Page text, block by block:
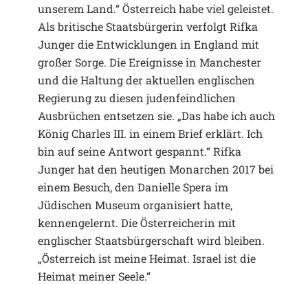
unserem Land.“ Österreich habe viel geleistet.
Als britische Staatsbürgerin verfolgt Rifka
Junger die Entwicklungen in England mit
großer Sorge. Die Ereignisse in Manchester
und die Haltung der aktuellen englischen
Regierung zu diesen judenfeindlichen
Ausbrüchen entsetzen sie. „Das habe ich auch
König Charles III. in einem Brief erklärt. Ich
bin auf seine Antwort gespannt.“ Rifka
Junger hat den heutigen Monarchen 2017 bei
einem Besuch, den Danielle Spera im
Jüdischen Museum organisiert hatte,
kennengelernt. Die Österreicherin mit
englischer Staatsbürgerschaft wird bleiben.
„Österreich ist meine Heimat. Israel ist die
Heimat meiner Seele.“